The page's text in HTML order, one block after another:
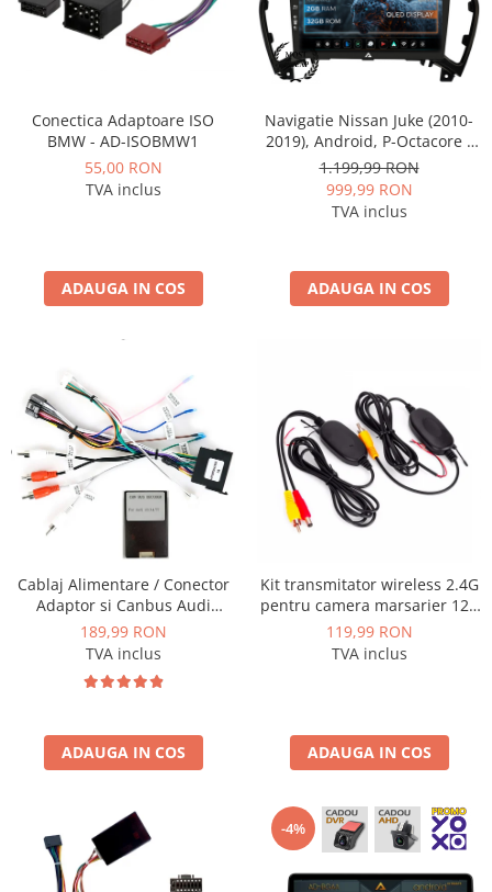
Camere înregistrare trafic
Conectică Auto
Conectică Auto
Conectică Volkswagen
Conectică Ford
Conectică Opel
Conectică Skoda
Conectică Honda
Conectică Chevrolet
Conectică Suzuki
Conectică Kia
Conectică Hyundai
Conectică Mitsubishi
Conectica Adaptoare ISO
BMW - AD-ISOBMW1
55,00 RON
TVA inclus
ADAUGA IN COS
Navigatie Nissan Juke (2010-
2019), Android, P-Octacore /
2GB RAM + 32GB ROM, 9 Inch
- AD-BGP9002+AD-BGRKIT168
1.199,99 RON
999,99 RON
TVA inclus
ADAUGA IN COS
Cablaj Alimentare / Conector
Adaptor si Canbus Audi
A3/A4/A6/TT pentru navigatii
Android - AD-BGCAUDI5AE4I
189,99 RON
TVA inclus
ADAUGA IN COS
Kit transmitator wireless 2.4G
pentru camera marsarier 12V
- AD-BGCMW102
119,99 RON
TVA inclus
ADAUGA IN COS
-4%